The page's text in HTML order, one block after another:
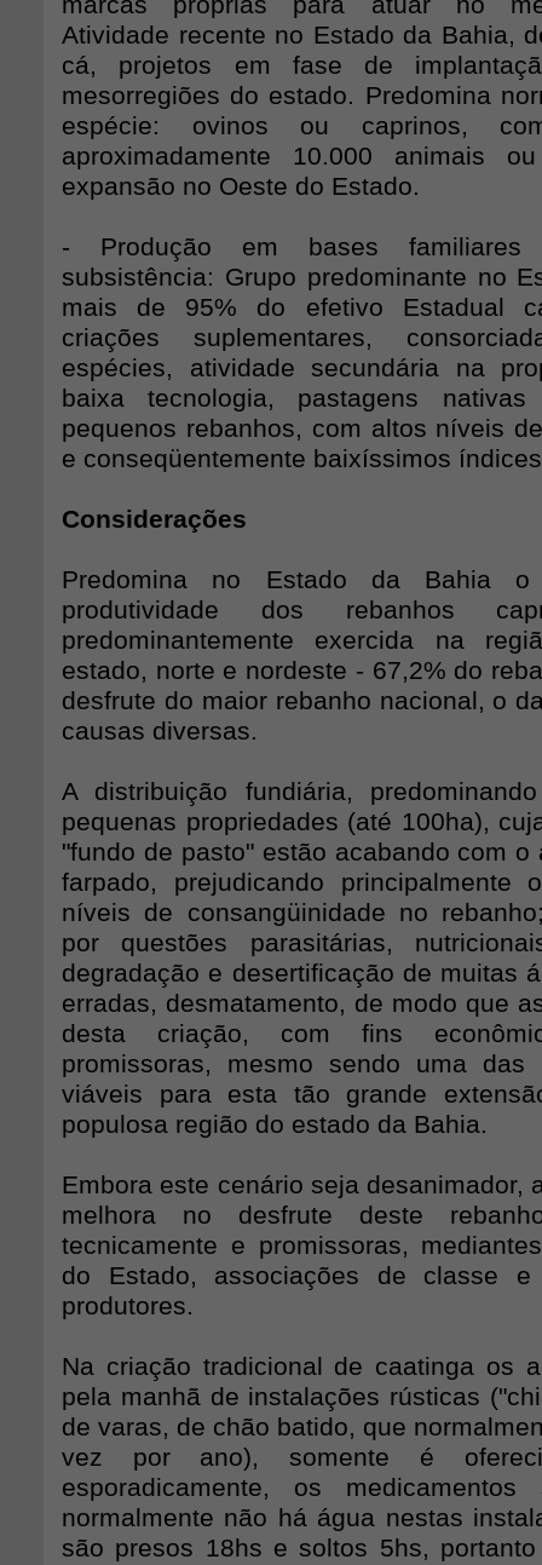
Atividade recente no Estado da Bahia,
cá, projetos em fase de
mesorregiões do estado. Predomina
espécie: ovinos ou caprinos,
aproximadamente 10.000 animais
expansão no Oeste do Estado.
- Produção em bases familiares
subsistência: Grupo predominante no
mais de 95% do efetivo Estadual
criações suplementares,
espécies, atividade secundária na
baixa tecnologia, pastagens
pequenos rebanhos, com altos níveis
e conseqüentemente baixíssimos
Considerações
Predomina no Estado da Bahia
produtividade dos rebanhos
predominantemente exercida na
estado, norte e nordeste - 67,2% do
desfrute do maior rebanho nacional, o
causas diversas.
A distribuição fundiária,
pequenas propriedades (até 100ha),
"fundo de pasto" estão acabando com o
farpado, prejudicando principalmente
níveis de consangüinidade no
por questões parasitárias,
degradação e desertificação de muitas
erradas, desmatamento, de modo que
desta criação, com fins
promissoras, mesmo sendo uma das
viáveis para esta tão grande
populosa região do estado da Bahia.
Embora este cenário seja desanimador,
melhora no desfrute deste
tecnicamente e promissoras,
do Estado, associações de classe e
produtores.
Na criação tradicional de caatinga os
pela manhã de instalações rústicas
de varas, de chão batido, que
vez por ano), somente é
esporadicamente, os
normalmente não há água nestas
são presos 18hs e soltos 5hs,